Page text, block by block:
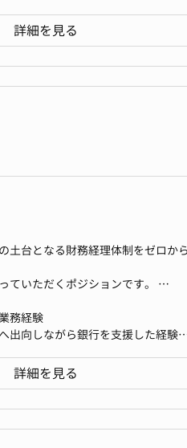
クオフィス全般」など、
詳細を見る
土台となる財務経理体制をゼロか
ていただくポジションです。
算出・管理体制の構築など）
務経験
出向しながら銀行を支援した経験
詳細を見る